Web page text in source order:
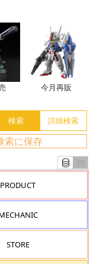
今月再販
索に保存
PRODUCT
STORE